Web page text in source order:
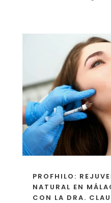
PROFHILO:
NATURAL EN
CON LA DRA.